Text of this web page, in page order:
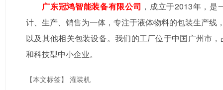
广东冠鸿智能装备有限公司 ，成立于2013年，
计、生产、销售为一体，专注于液体物料的包装生产
以及其他相关包装设备。我们的工厂位于中国广州市
和科技型中小企业。
【本文标签】灌装机